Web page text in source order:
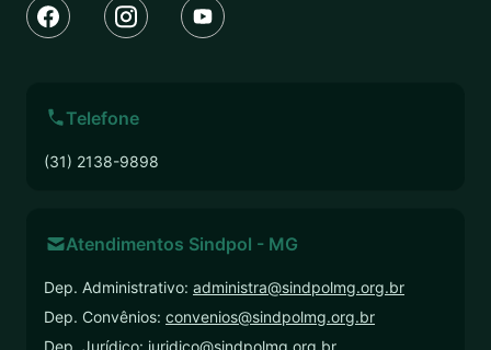
Telefone
(31) 2138-9898
Atendimentos Sindpol - MG
Dep. Administrativo: administra@sindpolmg.org.br
Dep. Convênios: convenios@sindpolmg.org.br
Dep. Jurídico: juridico@sindpolmg.org.br